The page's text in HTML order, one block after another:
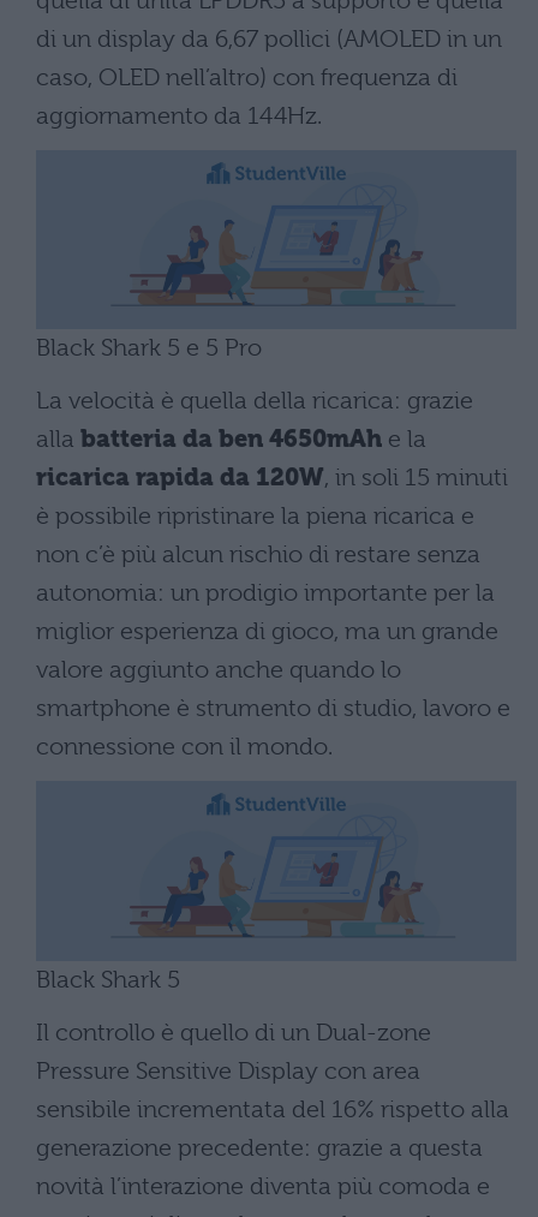
di un display da 6,67 pollici (AMOLED in un
caso, OLED nell’altro) con frequenza di
aggiornamento da 144Hz.
Black Shark 5 e 5 Pro
La velocità è quella della ricarica: grazie
alla batteria da ben 4650mAh e la
ricarica rapida da 120W, in soli 15 minuti
è possibile ripristinare la piena ricarica e
non c’è più alcun rischio di restare senza
autonomia: un prodigio importante per la
miglior esperienza di gioco, ma un grande
valore aggiunto anche quando lo
smartphone è strumento di studio, lavoro e
connessione con il mondo.
Black Shark 5
Il controllo è quello di un Dual-zone
Pressure Sensitive Display con area
sensibile incrementata del 16% rispetto alla
generazione precedente: grazie a questa
novità l’interazione diventa più comoda e